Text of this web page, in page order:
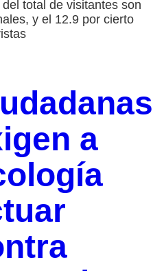
total de visitantes son
y el 12.9 por cierto
a